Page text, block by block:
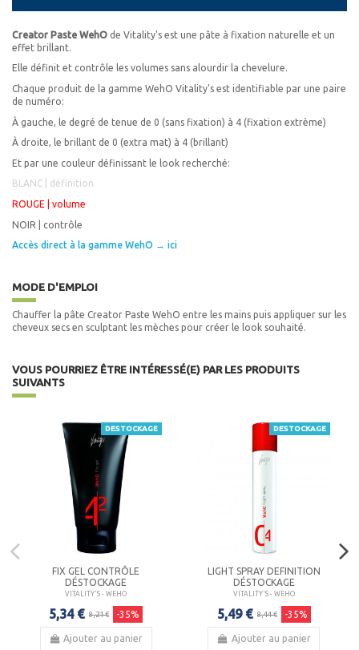
Creator Paste WehO de Vitality's est une pâte à fixation naturelle et un
effet brillant.
Elle définit et contrôle les volumes sans alourdir la chevelure.
Chaque produit de la gamme WehO Vitality's est identifiable par une paire
de numéro:
À gauche, le degré de tenue de 0 (sans fixation) à 4 (fixation extrème)
À droite, le brillant de 0 (extra mat) à 4 (brillant)
Et par une couleur définissant le look recherché:
BLANC | définition
ROUGE | volume
NOIR | contrôle
Accès direct à la gamme WehO → ici
MODE D'EMPLOI
Chauffer la pâte Creator Paste WehO entre les mains puis appliquer sur les
cheveux secs en sculptant les mèches pour créer le look souhaité.
VOUS POURRIEZ ÊTRE INTÉRESSÉ(E) PAR LES PRODUITS
SUIVANTS
DESTOCKAGE
FIX GEL CONTRÔLE
DÉSTOCKAGE
VITALITY'S - WEHO
5,34 € 8,21 € -35%
Ajouter au panier
DESTOCKAGE
LIGHT SPRAY DEFINITION
DÉSTOCKAGE
VITALITY'S - WEHO
5,49 € 8,44 € -35%
Ajouter au panier